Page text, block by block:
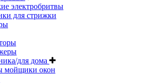
электробритвы
для стрижки
для дома
мойщики окон